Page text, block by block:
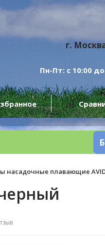
г.
Пн-Пт: с 10:00
насадочные плавающие